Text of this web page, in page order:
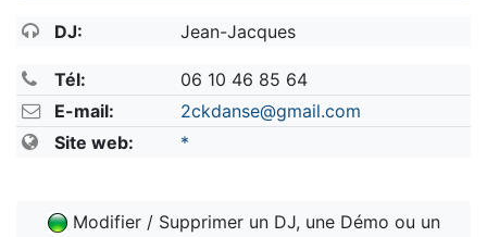
DJ: Jean-Jacques
Tél:
06 10 46 85 64
E-mail:
2ckdanse@gmail.com
Site web:
*
Modifier / Supprimer un DJ, une Démo ou un